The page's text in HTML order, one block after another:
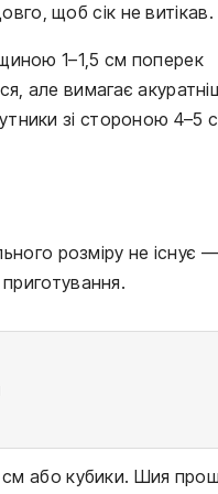
щоб сік не витікав.
1–1,5 см поперек
але вимагає
зі стороною 4–5
розміру не існує —
або кубики. Шия